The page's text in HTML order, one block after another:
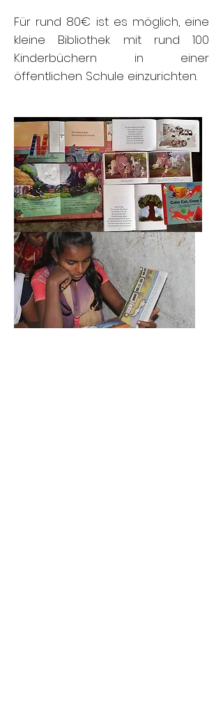
Für rund 80€ ist es möglich, eine
kleine Bibliothek mit rund 100
Kinderbüchern in einer
öffentlichen Schule einzurichten.